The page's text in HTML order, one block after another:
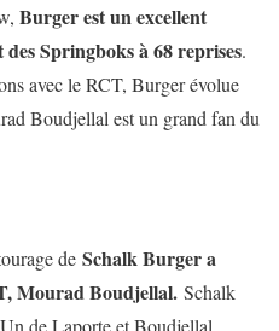
Burger est un excellent
Springboks à 68 reprises.
avec le RCT, Burger évolue
Boudjellal est un grand fan du
de Schalk Burger a
Mourad Boudjellal. Schalk
de Laporte et Boudjellal